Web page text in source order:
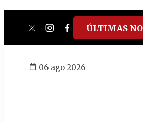
twitterinstagram
facebook
tiktokyoutube
ÚLTIMAS
06 ago 2026